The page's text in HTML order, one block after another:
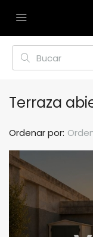
Terraza
Ordenar por: